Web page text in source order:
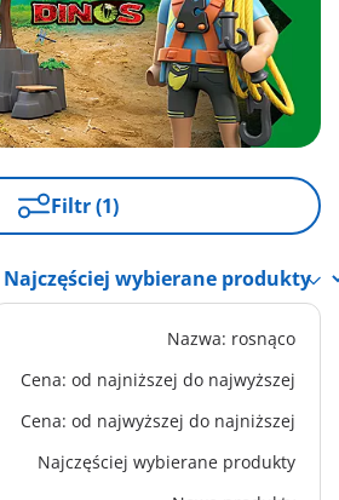
Filtr (1)
Nazwa: rosnąco
Cena: od najniższej do najwyższej
Cena: od najwyższej do najniższej
Najczęściej wybierane produkty
T-
M
71821 - Triceratopsy
164,99 zł
Dodaj do koszyka